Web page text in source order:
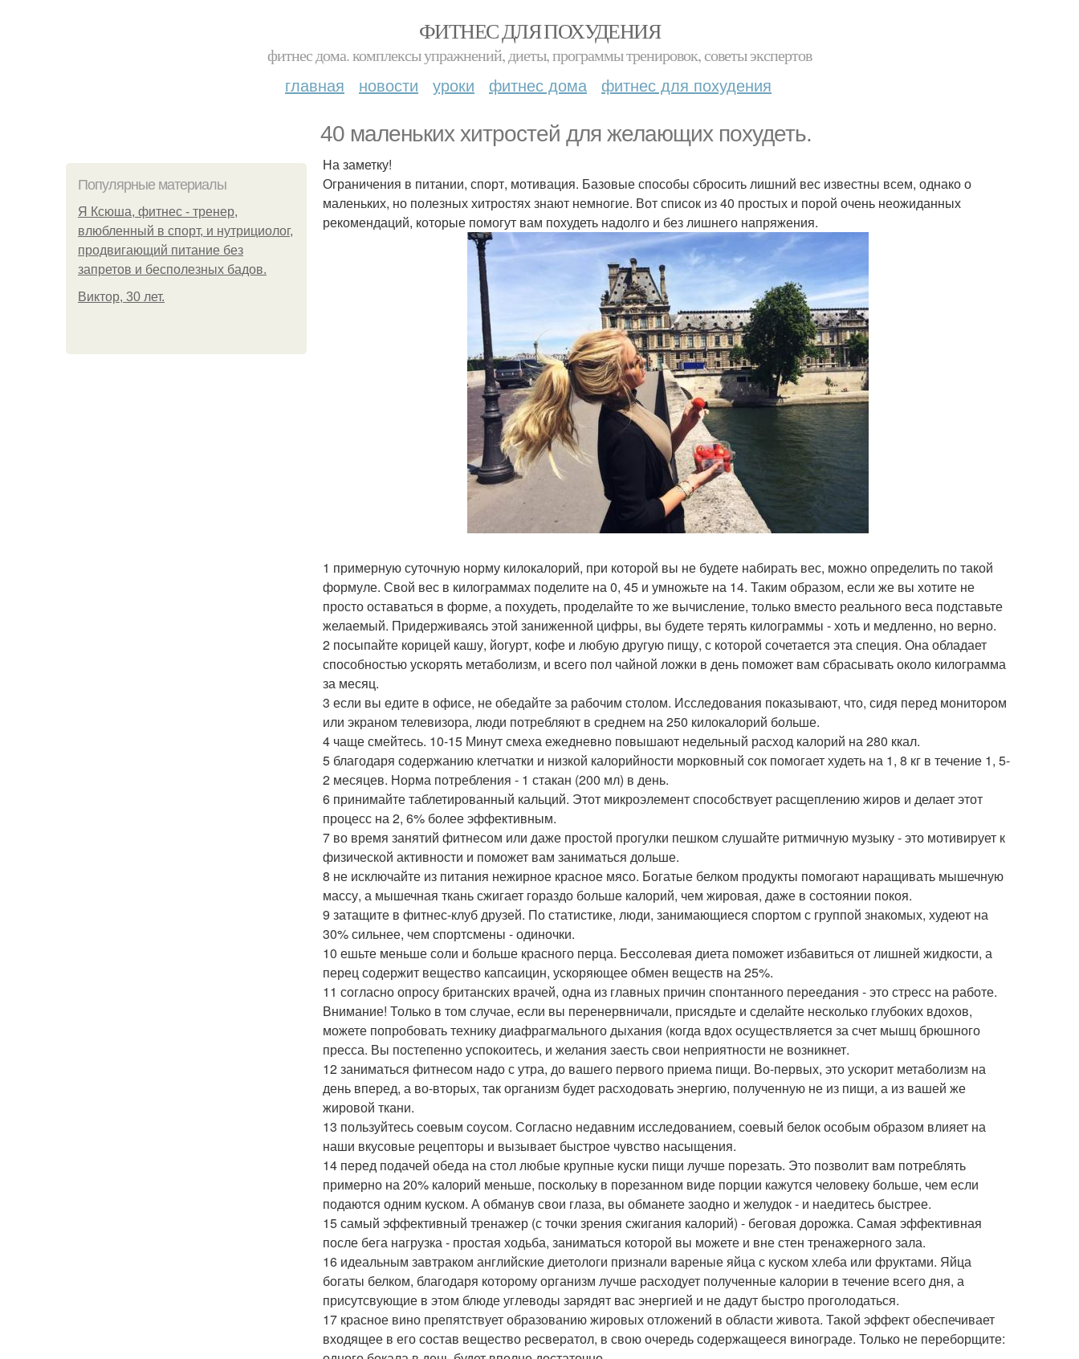
ФИТНЕС ДЛЯ ПОХУДЕНИЯ
фитнес дома. комплексы упражнений, диеты, программы тренировок, советы экспертов
главная новости уроки фитнес дома фитнес для похудения
40 маленьких хитростей для желающих похудеть.
Популярные материалы
Я Ксюша, фитнес - тренер,
влюбленный в спорт, и нутрициолог,
продвигающий питание без
запретов и бесполезных бадов.
Виктор, 30 лет.
На заметку!
Ограничения в питании, спорт, мотивация. Базовые способы сбросить лишний вес известны всем, однако о
маленьких, но полезных хитростях знают немногие. Вот список из 40 простых и порой очень неожиданных
рекомендаций, которые помогут вам похудеть надолго и без лишнего напряжения.
1 примерную суточную норму килокалорий, при которой вы не будете набирать вес, можно определить по такой
формуле. Свой вес в килограммах поделите на 0, 45 и умножьте на 14. Таким образом, если же вы хотите не
просто оставаться в форме, а похудеть, проделайте то же вычисление, только вместо реального веса подставьте
желаемый. Придерживаясь этой заниженной цифры, вы будете терять килограммы - хоть и медленно, но верно.
2 посыпайте корицей кашу, йогурт, кофе и любую другую пищу, с которой сочетается эта специя. Она обладает
способностью ускорять метаболизм, и всего пол чайной ложки в день поможет вам сбрасывать около килограмма
за месяц.
3 если вы едите в офисе, не обедайте за рабочим столом. Исследования показывают, что, сидя перед монитором
или экраном телевизора, люди потребляют в среднем на 250 килокалорий больше.
4 чаще смейтесь. 10-15 Минут смеха ежедневно повышают недельный расход калорий на 280 ккал.
5 благодаря содержанию клетчатки и низкой калорийности морковный сок помогает худеть на 1, 8 кг в течение 1, 5-
2 месяцев. Норма потребления - 1 стакан (200 мл) в день.
6 принимайте таблетированный кальций. Этот микроэлемент способствует расщеплению жиров и делает этот
процесс на 2, 6% более эффективным.
7 во время занятий фитнесом или даже простой прогулки пешком слушайте ритмичную музыку - это мотивирует к
физической активности и поможет вам заниматься дольше.
8 не исключайте из питания нежирное красное мясо. Богатые белком продукты помогают наращивать мышечную
массу, а мышечная ткань сжигает гораздо больше калорий, чем жировая, даже в состоянии покоя.
9 затащите в фитнес-клуб друзей. По статистике, люди, занимающиеся спортом с группой знакомых, худеют на
30% сильнее, чем спортсмены - одиночки.
10 ешьте меньше соли и больше красного перца. Бессолевая диета поможет избавиться от лишней жидкости, а
перец содержит вещество капсаицин, ускоряющее обмен веществ на 25%.
11 согласно опросу британских врачей, одна из главных причин спонтанного переедания - это стресс на работе.
Внимание! Только в том случае, если вы перенервничали, присядьте и сделайте несколько глубоких вдохов,
можете попробовать технику диафрагмального дыхания (когда вдох осуществляется за счет мышц брюшного
пресса. Вы постепенно успокоитесь, и желания заесть свои неприятности не возникнет.
12 заниматься фитнесом надо с утра, до вашего первого приема пищи. Во-первых, это ускорит метаболизм на
день вперед, а во-вторых, так организм будет расходовать энергию, полученную не из пищи, а из вашей же
жировой ткани.
13 пользуйтесь соевым соусом. Согласно недавним исследованием, соевый белок особым образом влияет на
наши вкусовые рецепторы и вызывает быстрое чувство насыщения.
14 перед подачей обеда на стол любые крупные куски пищи лучше порезать. Это позволит вам потреблять
примерно на 20% калорий меньше, поскольку в порезанном виде порции кажутся человеку больше, чем если
подаются одним куском. А обманув свои глаза, вы обманете заодно и желудок - и наедитесь быстрее.
15 самый эффективный тренажер (с точки зрения сжигания калорий) - беговая дорожка. Самая эффективная
после бега нагрузка - простая ходьба, заниматься которой вы можете и вне стен тренажерного зала.
16 идеальным завтраком английские диетологи признали вареные яйца с куском хлеба или фруктами. Яйца
богаты белком, благодаря которому организм лучше расходует полученные калории в течение всего дня, а
присутсвующие в этом блюде углеводы зарядят вас энергией и не дадут быстро проголодаться.
17 красное вино препятствует образованию жировых отложений в области живота. Такой эффект обеспечивает
входящее в его состав вещество ресвератол, в свою очередь содержащееся винограде. Только не переборщите: